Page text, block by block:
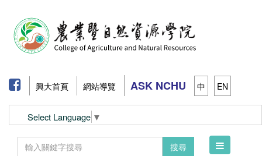
興大首頁 網站導覽 ASK NCHU 中 EN
Select Language ▼
搜尋
Toggle